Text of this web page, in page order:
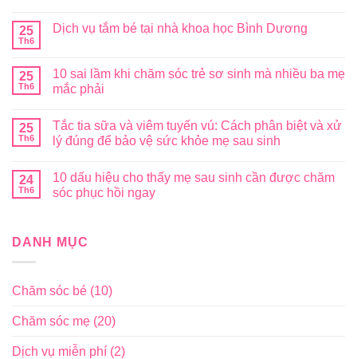
25
Th6
Dịch vụ tắm bé tại nhà khoa học Bình Dương
25
Th6
10 sai lầm khi chăm sóc trẻ sơ sinh mà nhiều ba mẹ
mắc phải
25
Th6
Tắc tia sữa và viêm tuyến vú: Cách phân biệt và xử
lý đúng để bảo vệ sức khỏe mẹ sau sinh
24
Th6
10 dấu hiệu cho thấy mẹ sau sinh cần được chăm
sóc phục hồi ngay
DANH MỤC
Chăm sóc bé (10)
Chăm sóc mẹ (20)
Dịch vụ miễn phí (2)